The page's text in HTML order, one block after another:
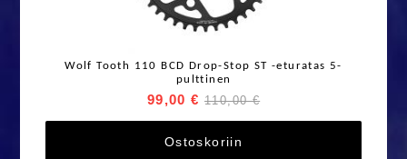
Wolf Tooth 110 BCD Drop-Stop ST -eturatas 5-
pulttinen
99,00 € 110,00 €
Ostoskoriin